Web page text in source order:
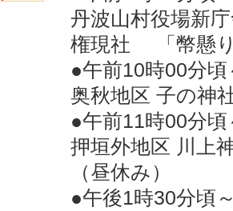
丹波山村役場新
権現社 「幣懸
●午前10時00分頃
奥秋地区 子の神
●午前11時00分頃
押垣外地区 川上
（昼休み）
●午後1時30分頃